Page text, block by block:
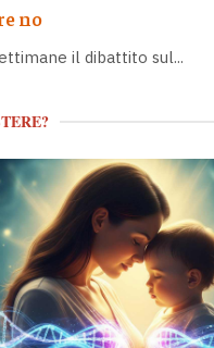
no
il dibattito sul...